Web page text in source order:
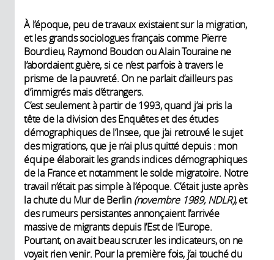
À l’époque, peu de travaux existaient sur la migration,
et les grands sociologues français comme Pierre
Bourdieu, Raymond Boudon ou Alain Touraine ne
l’abordaient guère, si ce n’est parfois à travers le
prisme de la pauvreté. On ne parlait d’ailleurs pas
d’immigrés mais d’étrangers.
C’est seulement à partir de 1993, quand j’ai pris la
tête de la division des Enquêtes et des études
démographiques de l’Insee, que j’ai retrouvé le sujet
des migrations, que je n’ai plus quitté depuis : mon
équipe élaborait les grands indices démographiques
de la France et notamment le solde migratoire. Notre
travail n’était pas simple à l’époque. C’était juste après
la chute du Mur de Berlin (novembre 1989, NDLR), et
des rumeurs persistantes annonçaient l’arrivée
massive de migrants depuis l’Est de l’Europe.
Pourtant, on avait beau scruter les indicateurs, on ne
voyait rien venir. Pour la première fois, j’ai touché du